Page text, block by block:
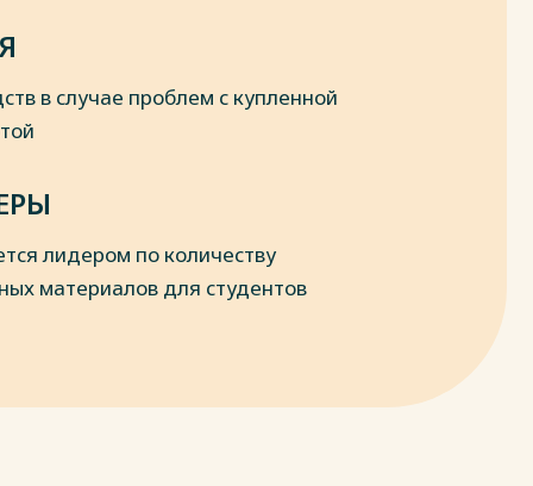
в случае проблем с купленной
лидером по количеству
материалов для студентов